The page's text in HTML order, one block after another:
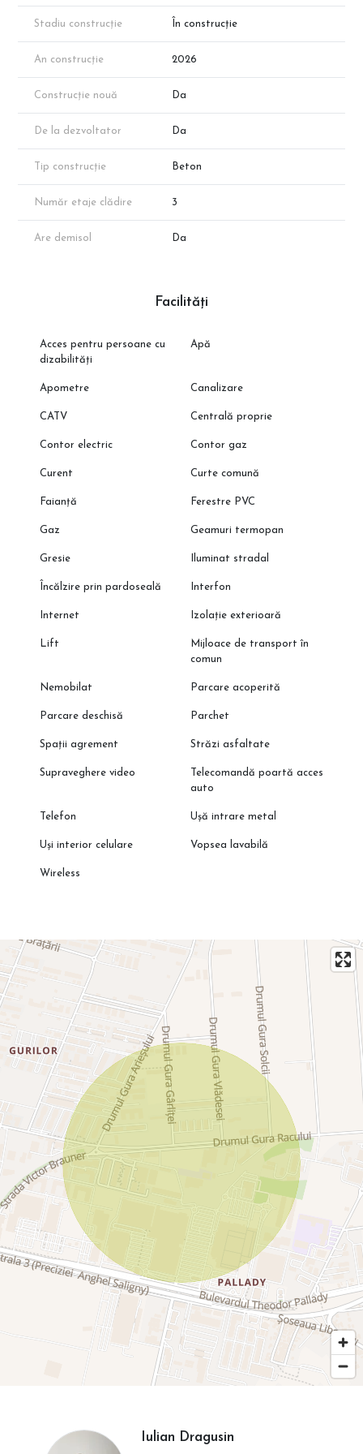
Note Importante:
Imaginile au rol de prezentare.
suprafața exactă va fi confirmată prin măsurători cadastrale.
Stadiu construcție În construcție
An construcție 2026
Construcție nouă Da
De la dezvoltator Da
Tip construcție Beton
Număr etaje clădire 3
Are demisol Da
Facilități
Acces pentru persoane cu
dizabilități
Apă
Apometre Canalizare
CATV Centrală proprie
Contor electric Contor gaz
Curent Curte comună
Faianță Ferestre PVC
Gaz Geamuri termopan
Gresie Iluminat stradal
Încălzire prin pardoseală Interfon
Internet Izolație exterioară
Lift
Mijloace de transport în
comun
Nemobilat Parcare acoperită
Parcare deschisă Parchet
Spații agrement Străzi asfaltate
Supraveghere video
Telecomandă poartă acces
auto
Telefon Ușă intrare metal
Uși interior celulare Vopsea lavabilă
Wireless
Iulian Dragusin